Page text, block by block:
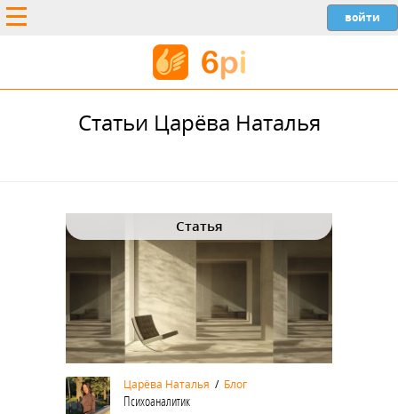
Статьи Царёва Наталья
Статья
Царёва Наталья / Блог
Психоаналитик